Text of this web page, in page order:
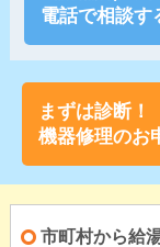
電話で相談す
まずは診断！
機器修理のお
市町村から給